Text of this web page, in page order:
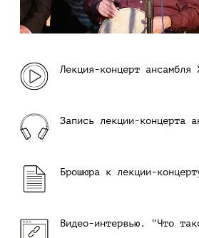
Лекция-концерт ансамбля
Запись лекции-концерта
Брошюра к лекции-
Видео-интервью. "Что